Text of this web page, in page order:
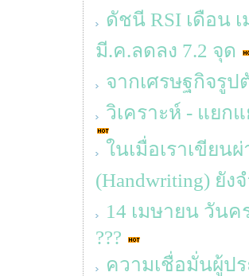
ดัชนี RSI เดือน เ
มี.ค.ลดลง 7.2 จุด
จากเศรษฐกิจรูป
วิเคราะห์ - แยกแ
ในเมื่อเราเขีย
(Handwriting) ยัง
14 เมษายน วัน
???
ความเชื่อมั่นผู้ป